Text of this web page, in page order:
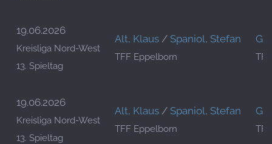
19.06.2026
Kreisliga Nord-West
13. Spieltag
Alt, Klaus / Spaniol, Stefan
TFF Eppelborn
19.06.2026
Kreisliga Nord-West
13. Spieltag
Alt, Klaus / Spaniol, Stefan
TFF Eppelborn